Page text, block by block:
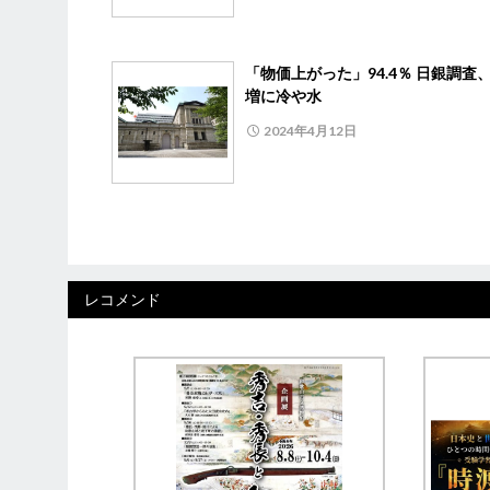
「物価上がった」94.4％ 日銀調査
増に冷や水
2024年4月12日
レコメンド